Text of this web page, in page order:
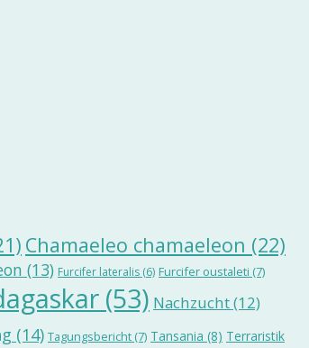
Chamaeleo chamaeleon (22)
(13) Furcifer lateralis (6) Furcifer oustaleti (7)
(53) Nachzucht(12)
(14) Tagungsbericht (7) Tansania (8) Terraristik